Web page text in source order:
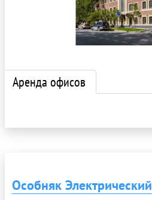
Аренда офисов
Особняк Электрический